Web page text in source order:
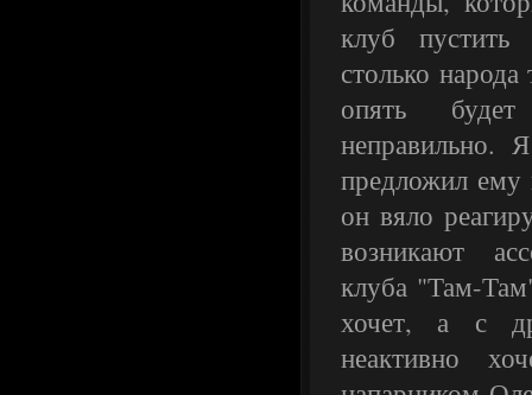
клуб
столько
опять
неправильно.
предложил ему
он вяло
возникают
клуба "Там-
хочет, а с
неактивно